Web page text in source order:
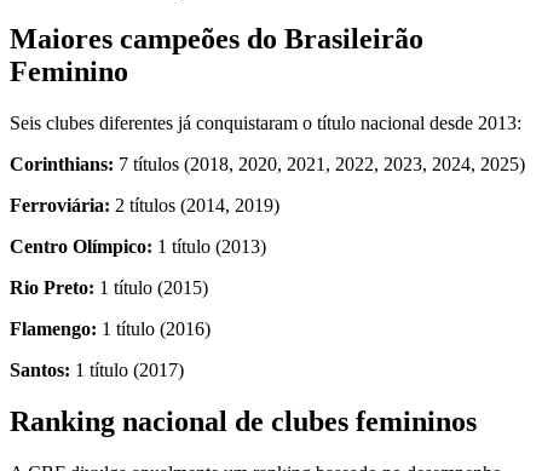
Maiores campeões do Brasileirão
Feminino
Seis clubes diferentes já conquistaram o título nacional desde 2013:
Corinthians: 7 títulos (2018, 2020, 2021, 2022, 2023, 2024, 2025)
Ferroviária: 2 títulos (2014, 2019)
Centro Olímpico: 1 título (2013)
Rio Preto: 1 título (2015)
Flamengo: 1 título (2016)
Santos: 1 título (2017)
Ranking nacional de clubes femininos